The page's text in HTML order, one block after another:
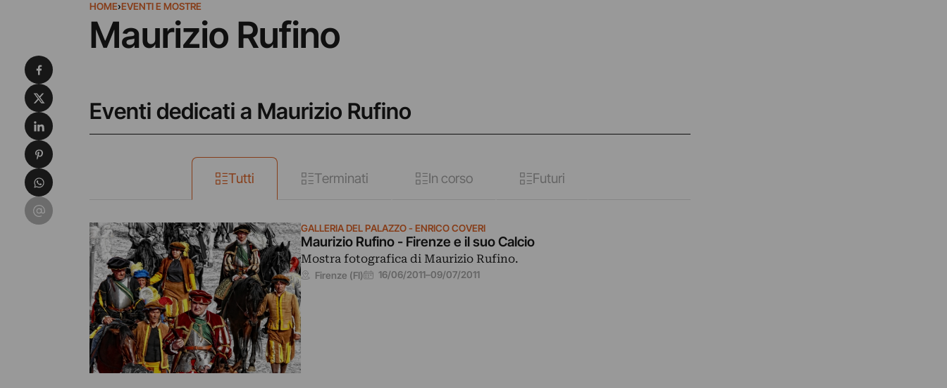
HOME›EVENTI E MOSTRE
Maurizio Rufino
Eventi dedicati a Maurizio Rufino
Tutti Terminati In corso Futuri
GALLERIA DEL PALAZZO - ENRICO COVERI
Maurizio Rufino - Firenze e il suo Calcio
Mostra fotografica di Maurizio Rufino.
Firenze (FI) 16/06/2011–09/07/2011
Condividi su Facebook
Condividi su X
Condividi su LinkedIn
Condividi su Pinterest
Condividi su WhatsApp
Condividi su Email